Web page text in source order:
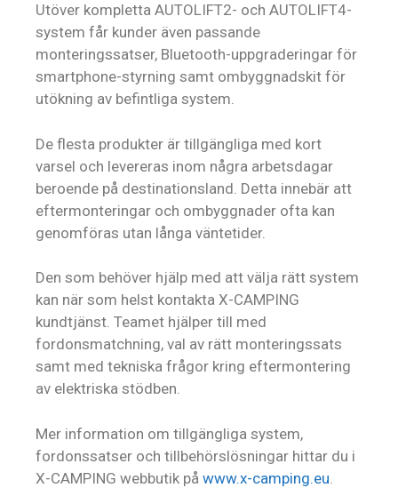
Utöver kompletta AUTOLIFT2- och AUTOLIFT4-
system får kunder även passande
monteringssatser, Bluetooth-uppgraderingar för
smartphone-styrning samt ombyggnadskit för
utökning av befintliga system.
De flesta produkter är tillgängliga med kort
varsel och levereras inom några arbetsdagar
beroende på destinationsland. Detta innebär att
eftermonteringar och ombyggnader ofta kan
genomföras utan långa väntetider.
Den som behöver hjälp med att välja rätt system
kan när som helst kontakta X-CAMPING
kundtjänst. Teamet hjälper till med
fordonsmatchning, val av rätt monteringssats
samt med tekniska frågor kring eftermontering
av elektriska stödben.
Mer information om tillgängliga system,
fordonssatser och tillbehörslösningar hittar du i
X-CAMPING webbutik på www.x-camping.eu